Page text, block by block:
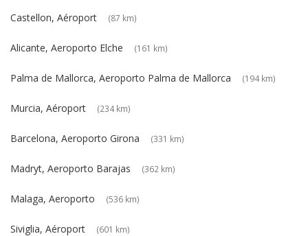
Castellon, Aéroport (87 km)
Alicante, Aeroporto Elche (161 km)
Palma de Mallorca, Aeroporto Palma de Mallorca (194 km)
Murcia, Aéroport (234 km)
Barcelona, Aeroporto Girona (331 km)
Madryt, Aeroporto Barajas (362 km)
Malaga, Aeroporto (536 km)
Siviglia, Aéroport (601 km)